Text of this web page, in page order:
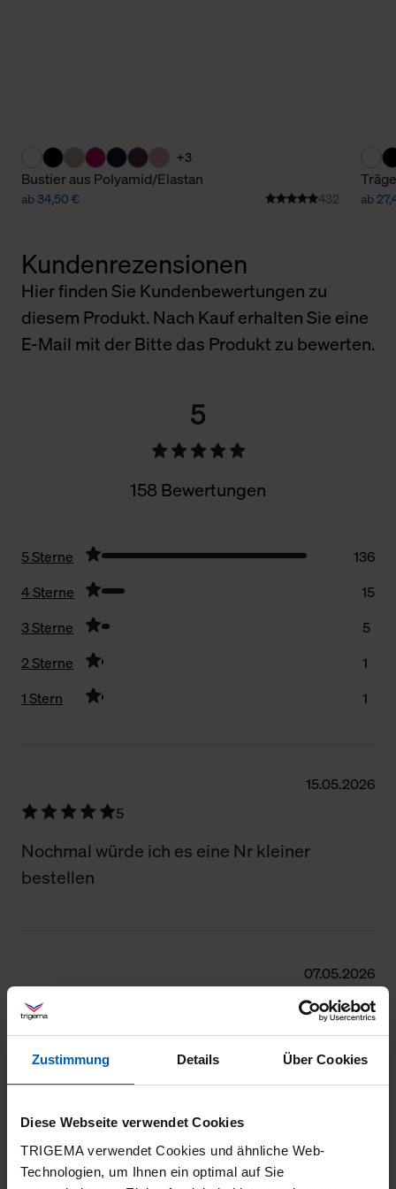
Zustimmung Details Über Cookies
Diese Webseite verwendet Cookies
TRIGEMA verwendet Cookies und ähnliche Web-
Technologien, um Ihnen ein optimal auf Sie
+3
Bustier aus Polyamid/Elastan
ab 34,50 € 432 ab
Kundenrezensionen
Hier finden Sie Kundenbewertungen zu
diesem Produkt. Nach Kauf erhalten Sie eine
E-Mail mit der Bitte das Produkt zu bewerten.
5
158 Bewertungen
5 Sterne
136
4 Sterne
15
3 Sterne
5
2 Sterne
1
1 Stern
1
15.05.2026
5
Nochmal würde ich es eine Nr kleiner
bestellen
07.05.2026
Sehr gut
5